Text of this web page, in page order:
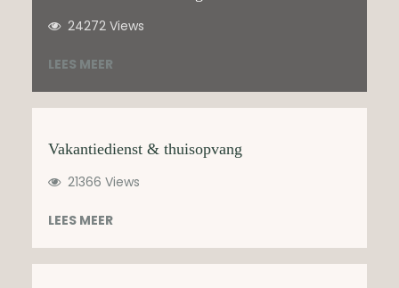
24272 Views
LEES MEER
Vakantiedienst & thuisopvang
21366 Views
LEES MEER